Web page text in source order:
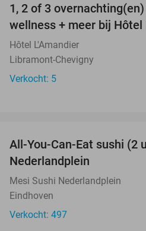
TODAY
1, 2 of 3
wellness + meer bij Hôtel
Hôtel L'Amandier
Libramont-Chevigny
Verkocht: 5
All-You-Can-Eat sushi (2
Nederlandplein
Mesi Sushi Nederlandplein
Eindhoven
Verkocht: 497